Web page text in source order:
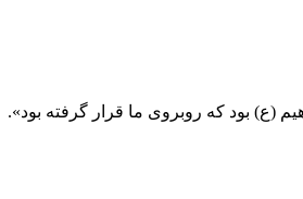
(ع) بود که روبروی ما قرار گرفته بود».